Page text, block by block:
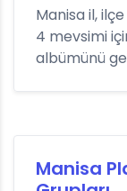
Manisa il,
4 mevsimi
albümünü
Manisa